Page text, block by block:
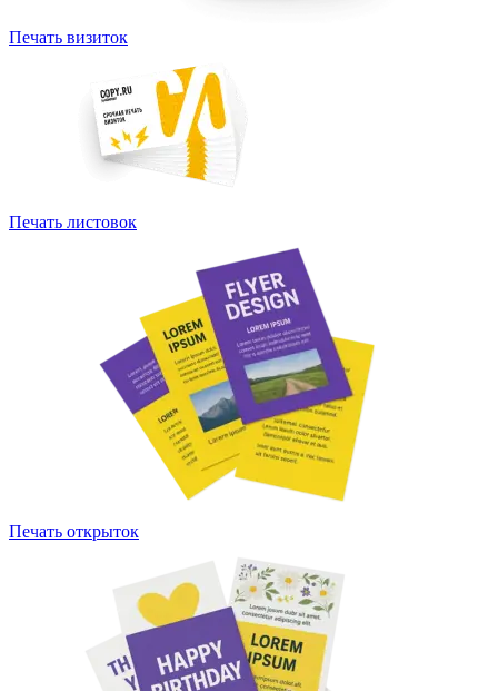
Печать визиток
Печать листовок
Печать открыток